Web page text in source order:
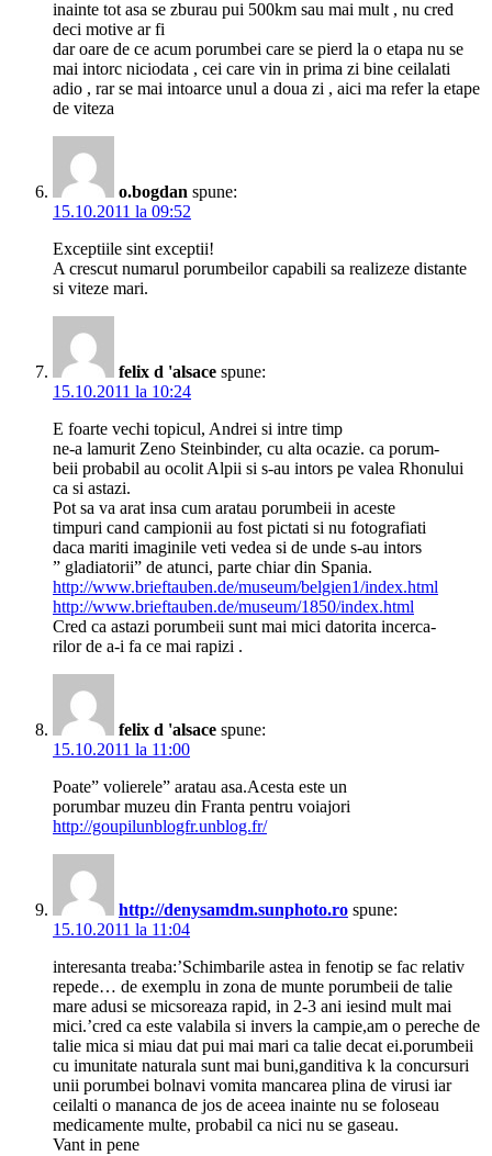
inainte tot asa se zburau pui 500km sau mai mult , nu cred
deci motive ar fi
dar oare de ce acum porumbei care se pierd la o etapa nu se
mai intorc niciodata , cei care vin in prima zi bine ceilalati
adio , rar se mai intoarce unul a doua zi , aici ma refer la etape
de viteza
o.bogdan spune:
15.10.2011 la 09:52
Exceptiile sint exceptii!
A crescut numarul porumbeilor capabili sa realizeze distante
si viteze mari.
felix d 'alsace spune:
15.10.2011 la 10:24
E foarte vechi topicul, Andrei si intre timp
ne-a lamurit Zeno Steinbinder, cu alta ocazie. ca porum-
beii probabil au ocolit Alpii si s-au intors pe valea Rhonului
ca si astazi.
Pot sa va arat insa cum aratau porumbeii in aceste
timpuri cand campionii au fost pictati si nu fotografiati
daca mariti imaginile veti vedea si de unde s-au intors
” gladiatorii” de atunci, parte chiar din Spania.
http://www.brieftauben.de/museum/belgien1/index.html
http://www.brieftauben.de/museum/1850/index.html
Cred ca astazi porumbeii sunt mai mici datorita incerca-
rilor de a-i fa ce mai rapizi .
felix d 'alsace spune:
15.10.2011 la 11:00
Poate” volierele” aratau asa.Acesta este un
porumbar muzeu din Franta pentru voiajori
http://goupilunblogfr.unblog.fr/
http://denysamdm.sunphoto.ro spune:
15.10.2011 la 11:04
interesanta treaba:’Schimbarile astea in fenotip se fac relativ
repede… de exemplu in zona de munte porumbeii de talie
mare adusi se micsoreaza rapid, in 2-3 ani iesind mult mai
mici.’cred ca este valabila si invers la campie,am o pereche de
talie mica si miau dat pui mai mari ca talie decat ei.porumbeii
cu imunitate naturala sunt mai buni,ganditiva k la concursuri
unii porumbei bolnavi vomita mancarea plina de virusi iar
ceilalti o mananca de jos de aceea inainte nu se foloseau
medicamente multe, probabil ca nici nu se gaseau.
Vant in pene